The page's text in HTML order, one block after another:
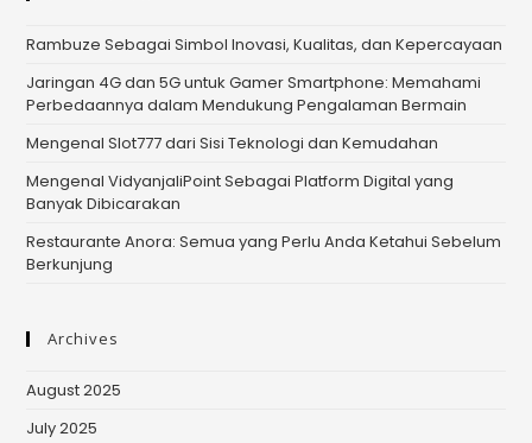
Rambuze Sebagai Simbol Inovasi, Kualitas, dan Kepercayaan
Jaringan 4G dan 5G untuk Gamer Smartphone: Memahami
Perbedaannya dalam Mendukung Pengalaman Bermain
Mengenal Slot777 dari Sisi Teknologi dan Kemudahan
Mengenal VidyanjaliPoint Sebagai Platform Digital yang
Banyak Dibicarakan
Restaurante Anora: Semua yang Perlu Anda Ketahui Sebelum
Berkunjung
Archives
August 2025
July 2025